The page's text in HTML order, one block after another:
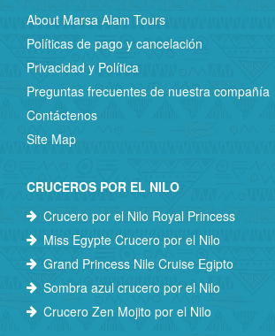
About Marsa Alam Tours
Políticas de pago y cancelación
Privacidad y Política
Preguntas frecuentes de nuestra compañía
Contáctenos
Site Map
CRUCEROS POR EL NILO
Crucero por el Nilo Royal Princess
Miss Egypte Crucero por el Nilo
Grand Princess Nile Cruise Egipto
Sombra azul crucero por el Nilo
Crucero Zen Mojito por el Nilo